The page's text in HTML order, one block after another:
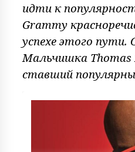
идти к
Grammy
успехе этого пути.
Мальчишка Thomas
ставший